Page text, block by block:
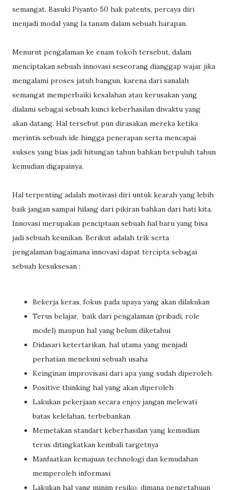
semangat. Basuki Piyanto 50 hak patents, percaya diri
menjadi modal yang Ia tanam dalam sebuah harapan.
Menurut pengalaman ke enam tokoh tersebut, dalam
menciptakan sebuah innovasi seseorang dianggap wajar jika
mengalami proses jatuh bangun, karena dari sanalah
semangat memperbaiki kesalahan atau kerusakan yang
dialami sebagai sebuah kunci keberhasilan diwaktu yang
akan datang. Hal tersebut pun dirasakan mereka ketika
merintis sebuah ide hingga penerapan serta mencapai
sukses yang bias jadi hitungan tahun bahkan berpuluh tahun
kemudian digapainya.
Hal terpenting adalah motivasi diri untuk kearah yang lebih
baik jangan sampai hilang dari pikiran bahkan dari hati kita.
Innovasi merupakan penciptaan sebuah hal baru yang bisa
jadi sebuah keunikan. Berikut adalah trik serta
pengalaman bagaimana innovasi dapat tercipta sebagai
sebuah kesuksesan :
Bekerja keras, fokus pada upaya yang akan dilakukan
Terus belajar, baik dari pengalaman (pribadi, role
model) maupun hal yang belum diketahui
Didasari ketertarikan, hal utama yang menjadi
perhatian menekuni sebuah usaha
Keinginan improvisasi dari apa yang sudah diperoleh
Positive thinking hal yang akan diperoleh
Lakukan pekerjaan secara enjoy jangan melewati
batas kelelahan, terbebankan
Memetakan standart keberhasilan yang kemudian
terus ditingkatkan kembali targetnya
Manfaatkan kemajuan technologi dan kemudahan
memperoleh informasi
Lakukan hal yang minim resiko, dimana pengetahuan